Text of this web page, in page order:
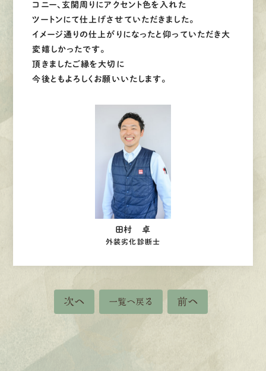
コニー、玄関周りにアクセント色を入れた
ツートンにて仕上げさせていただきました。
イメージ通りの仕上がりになったと仰っていただき大
変嬉しかったです。
頂きましたご縁を大切に
今後ともよろしくお願いいたします。
田村 卓
外装劣化診断士
次へ 一覧へ戻る 前へ